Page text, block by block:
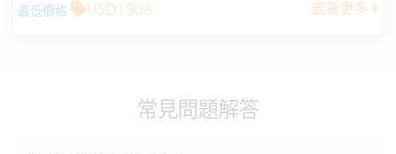
最低價格 USD1306 查看更多
常見問題解答